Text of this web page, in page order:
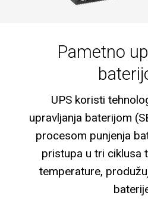
Pametno
UPS koristi
upravljanja baterijom
procesom punjenja
pristupa u tri ciklusa
temperature,